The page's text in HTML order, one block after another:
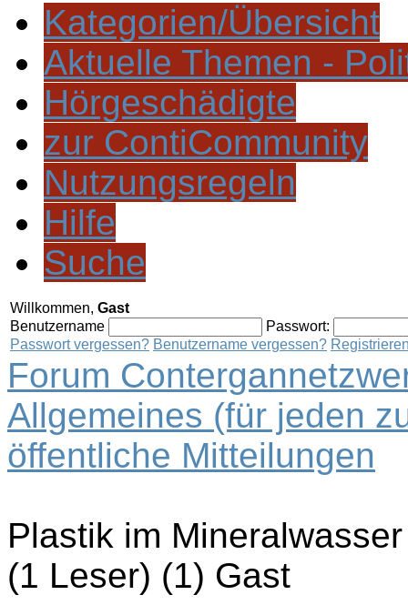
Kategorien/Übersicht
Aktuelle Themen -
Hörgeschädigte
zur ContiCommunity
Nutzungsregeln
Hilfe
Suche
Willkommen, Gast
Benutzername
Passwort:
Passwort vergessen? Benutzername vergessen?
Forum
Allgemeines (für jeden
öffentliche Mitteilungen
Plastik im
(1 Leser) (1) Gast